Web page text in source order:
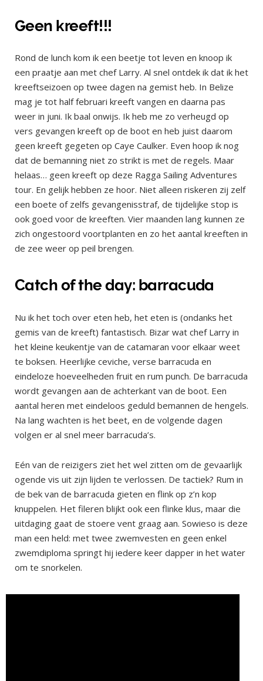
Geen kreeft!!!
Rond de lunch kom ik een beetje tot leven en knoop ik
een praatje aan met chef Larry. Al snel ontdek ik dat ik het
kreeftseizoen op twee dagen na gemist heb. In Belize
mag je tot half februari kreeft vangen en daarna pas
weer in juni. Ik baal onwijs. Ik heb me zo verheugd op
vers gevangen kreeft op de boot en heb juist daarom
geen kreeft gegeten op Caye Caulker. Even hoop ik nog
dat de bemanning niet zo strikt is met de regels. Maar
helaas… geen kreeft op deze Ragga Sailing Adventures
tour. En gelijk hebben ze hoor. Niet alleen riskeren zij zelf
een boete of zelfs gevangenisstraf, de tijdelijke stop is
ook goed voor de kreeften. Vier maanden lang kunnen ze
zich ongestoord voortplanten en zo het aantal kreeften in
de zee weer op peil brengen.
Catch of the day: barracuda
Nu ik het toch over eten heb, het eten is (ondanks het
gemis van de kreeft) fantastisch. Bizar wat chef Larry in
het kleine keukentje van de catamaran voor elkaar weet
te boksen. Heerlijke ceviche, verse barracuda en
eindeloze hoeveelheden fruit en rum punch. De barracuda
wordt gevangen aan de achterkant van de boot. Een
aantal heren met eindeloos geduld bemannen de hengels.
Na lang wachten is het beet, en de volgende dagen
volgen er al snel meer barracuda’s.
Eén van de reizigers ziet het wel zitten om de gevaarlijk
ogende vis uit zijn lijden te verlossen. De tactiek? Rum in
de bek van de barracuda gieten en flink op z’n kop
knuppelen. Het fileren blijkt ook een flinke klus, maar die
uitdaging gaat de stoere vent graag aan. Sowieso is deze
man een held: met twee zwemvesten en geen enkel
zwemdiploma springt hij iedere keer dapper in het water
om te snorkelen.